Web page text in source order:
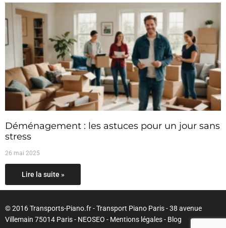
Déménagement : les astuces pour un jour sans
stress
26 mai 2025
Lire la suite »
© 2016 Transports-Piano.fr - Transport Piano Paris - 38 avenue
Villemain 75014 Paris - NEOSEO - Mentions légales- Blog